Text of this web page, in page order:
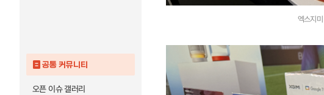
공통 커뮤니티
오픈 이슈 갤러리
엑스지